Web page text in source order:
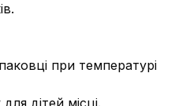
при температурі
дітей місці.